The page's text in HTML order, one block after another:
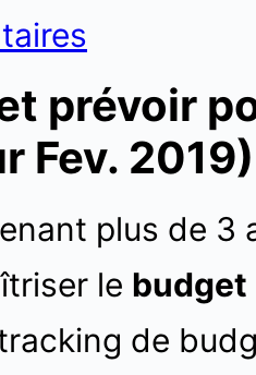
prévoir
Fev. 2019)
plus de 3
le budget
de